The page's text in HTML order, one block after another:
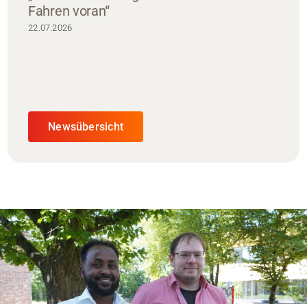
Fahren voran“
22.07.2026
Newsübersicht